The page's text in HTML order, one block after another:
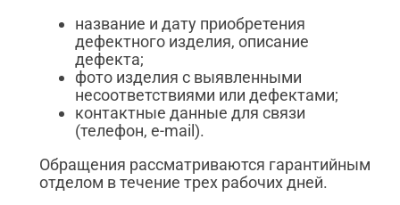
название и дату приобретения
дефектного изделия, описание
дефекта;
фото изделия с выявленными
несоответствиями или дефектами;
контактные данные для связи
(телефон, e-mail).
Обращения рассматриваются гарантийным
отделом в течение трех рабочих дней.